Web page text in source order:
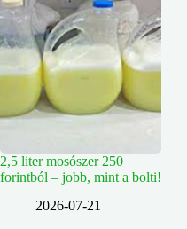
2,5 liter mosószer 250
forintból – jobb, mint a bolti!
2026-07-21